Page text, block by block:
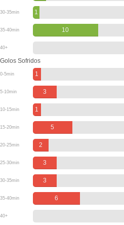
30-35min 1
35-40min 10
40+
Golos Sofridos
0-5min 1
5-10min 3
10-15min 1
15-20min 5
20-25min 2
25-30min 3
30-35min 3
35-40min 6
40+